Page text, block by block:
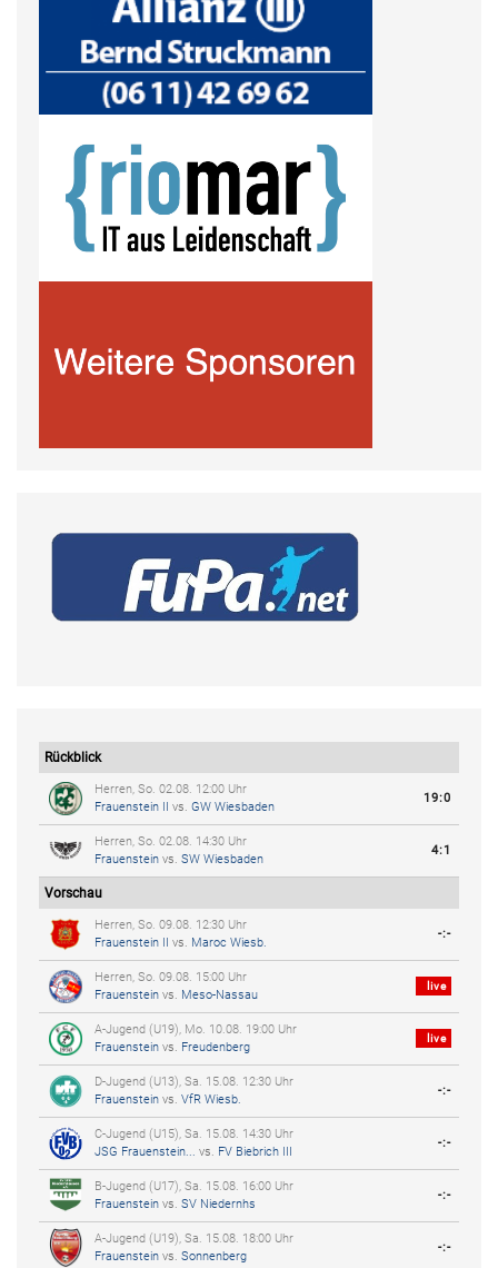
Rückblick
Herren, So. 02.08. 12:00 Uhr
Frauenstein II vs. GW Wiesbaden
19:0
Herren, So. 02.08. 14:30 Uhr
Frauenstein vs. SW Wiesbaden
4:1
Vorschau
Herren, So. 09.08. 12:30 Uhr
Frauenstein II vs. Maroc Wiesb.
-:-
Herren, So. 09.08. 15:00 Uhr
Frauenstein vs. Meso-Nassau
live
A-Jugend (U19), Mo. 10.08. 19:00 Uhr
Frauenstein vs. Freudenberg
live
D-Jugend (U13), Sa. 15.08. 12:30 Uhr
Frauenstein vs. VfR Wiesb.
-:-
C-Jugend (U15), Sa. 15.08. 14:30 Uhr
JSG Frauenstein... vs. FV Biebrich III
-:-
B-Jugend (U17), Sa. 15.08. 16:00 Uhr
Frauenstein vs. SV Niedernhs
-:-
A-Jugend (U19), Sa. 15.08. 18:00 Uhr
Frauenstein vs. Sonnenberg
-:-